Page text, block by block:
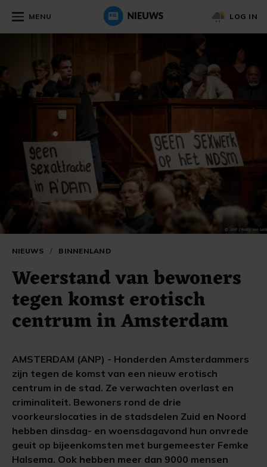
MENU LOG IN
NIEUWS / BINNENLAND
Weerstand van bewoners
tegen komst erotisch
centrum in Amsterdam
AMSTERDAM (ANP) - Honderden Amsterdammers
zijn tegen de komst van een nieuw erotisch
centrum in de stad. Ze verwachten overlast en
criminaliteit. Bewoners rond de drie
voorkeurslocaties in de stadsdelen Zuid en Noord
hebben dinsdag- en woensdagavond hun onvrede
geuit op bijeenkomsten met burgemeester Femke
Halsema. Ook hebben meer dan 9000 mensen